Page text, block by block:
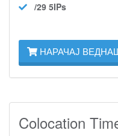
/29 5IPs
НАРАЧАЈ
Colocation